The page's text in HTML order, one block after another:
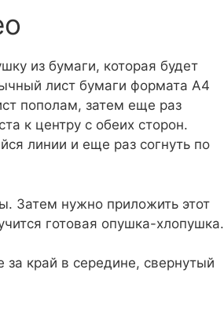
из бумаги, которая будет
лист бумаги формата А4
пополам, затем еще раз
к центру с обеих сторон.
линии и еще раз согнуть по
Затем нужно приложить этот
готовая опушка-хлопушка.
за край в середине, свернутый